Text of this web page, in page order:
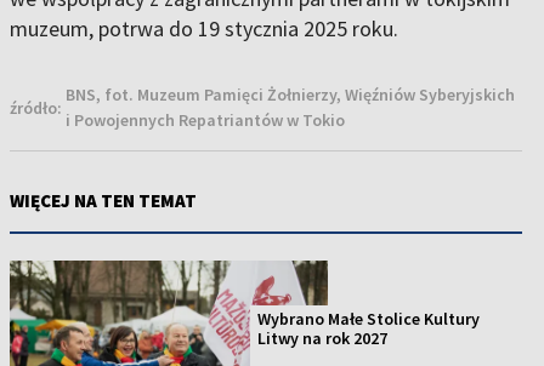
muzeum, potrwa do 19 stycznia 2025 roku.
źródło:
BNS, fot. Muzeum Pamięci Żołnierzy, Więźniów Syberyjskich
i Powojennych Repatriantów w Tokio
WIĘCEJ NA TEN TEMAT
Wybrano Małe Stolice Kultury
Litwy na rok 2027